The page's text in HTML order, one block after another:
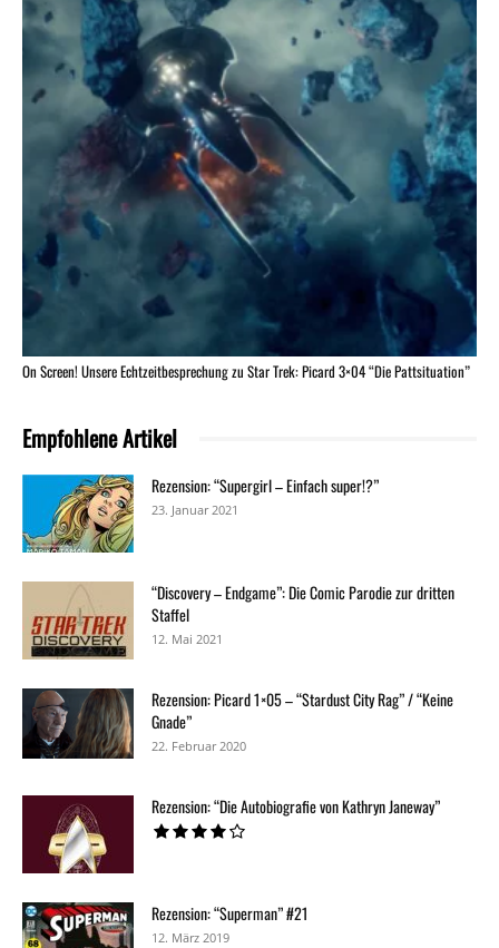
On Screen! Unsere Echtzeitbesprechung zu Star Trek: Picard 3×04 “Die Pattsituation”
Empfohlene Artikel
Rezension: “Supergirl – Einfach super!?”
23. Januar 2021
“Discovery – Endgame”: Die Comic Parodie zur dritten
Staffel
12. Mai 2021
Rezension: Picard 1×05 – “Stardust City Rag” / “Keine
Gnade”
22. Februar 2020
Rezension: “Die Autobiografie von Kathryn Janeway”
Rezension: “Superman” #21
12. März 2019